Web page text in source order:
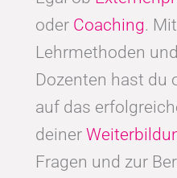
oder Coaching.
Lehrmethoden
Dozenten hast du
auf das
deiner
Fragen und zur